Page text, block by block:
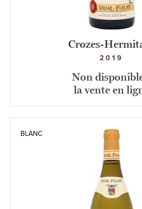
Crozes-
2019
Non
la vente en
BLANC